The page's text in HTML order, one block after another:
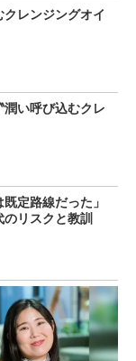
レンジングオイ
い呼び込むクレ
定路線だった」
リスクと教訓